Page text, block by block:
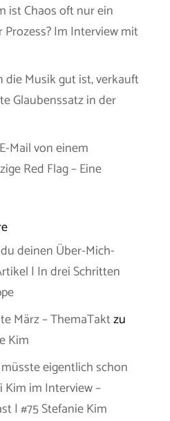
ist Chaos oft nur ein
Im Interview mit
die Musik gut ist, verkauft
Glaubenssatz in der
Mail von einem
Red Flag – Eine
deinen Über-Mich-
| In drei Schritten
März – ThemaTaktzu
Kim
eigentlich schon
Kim im Interview –
| #75 Stefanie Kim